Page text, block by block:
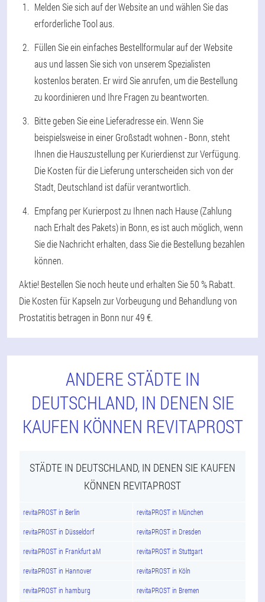
Melden Sie sich auf der Website an und wählen Sie das
erforderliche Tool aus.
Füllen Sie ein einfaches Bestellformular auf der Website
aus und lassen Sie sich von unserem Spezialisten
kostenlos beraten. Er wird Sie anrufen, um die Bestellung
zu koordinieren und Ihre Fragen zu beantworten.
Bitte geben Sie eine Lieferadresse ein. Wenn Sie
beispielsweise in einer Großstadt wohnen - Bonn, steht
Ihnen die Hauszustellung per Kurierdienst zur Verfügung.
Die Kosten für die Lieferung unterscheiden sich von der
Stadt, Deutschland ist dafür verantwortlich.
Empfang per Kurierpost zu Ihnen nach Hause (Zahlung
nach Erhalt des Pakets) in Bonn, es ist auch möglich, wenn
Sie die Nachricht erhalten, dass Sie die Bestellung bezahlen
können.
Aktie! Bestellen Sie noch heute und erhalten Sie 50 % Rabatt.
Die Kosten für Kapseln zur Vorbeugung und Behandlung von
Prostatitis betragen in Bonn nur 49 €.
ANDERE STÄDTE IN
DEUTSCHLAND, IN DENEN SIE
KAUFEN KÖNNEN REVITAPROST
STÄDTE IN DEUTSCHLAND, IN DENEN SIE KAUFEN
KÖNNEN REVITAPROST
revitaPROST in Berlin revitaPROST in München
revitaPROST in Düsseldorf revitaPROST in Dresden
revitaPROST in Frankfurt aM revitaPROST in Stuttgart
revitaPROST in Hannover revitaPROST in Köln
revitaPROST in hamburg revitaPROST in Bremen